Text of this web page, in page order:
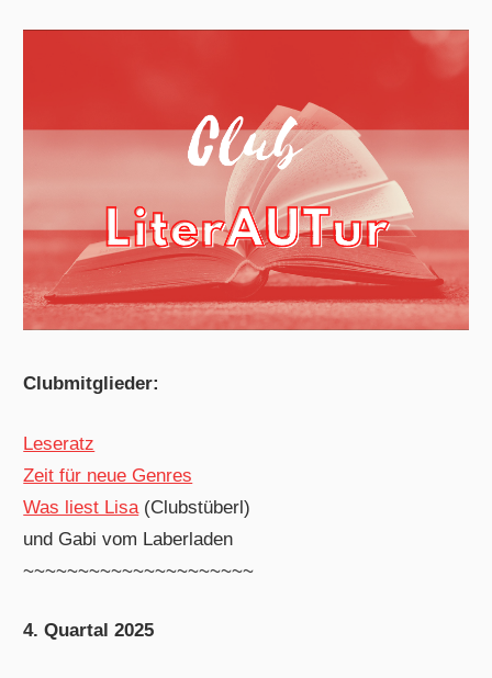
Clubmitglieder:
Leseratz
Zeit für neue Genres
Was liest Lisa(Clubstüberl)
und Gabi vom Laberladen
~~~~~~~~~~~~~~~~~~~~~
4. Quartal 2025